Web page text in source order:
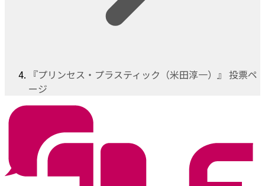
『プリンセス・プラスティック（米田淳一）』 投票ペ
ージ